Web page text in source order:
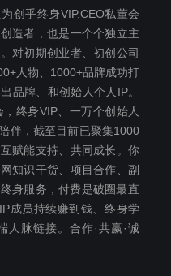
创乎终身VIP,CEO私董会
造者，也是一个个独立主
对初期创业者、初创公司
人物、1000+品牌成功打
品牌、和创始人个人IP。
终身VIP、一万个创始人
伴，截至目前已聚集1000
赋能支持、共同成长。你
知识干货、项目合作、副
身服务，付费是破圈最‬直
成员持续赚到钱、终身学
人脉链接。合作·共赢·诚